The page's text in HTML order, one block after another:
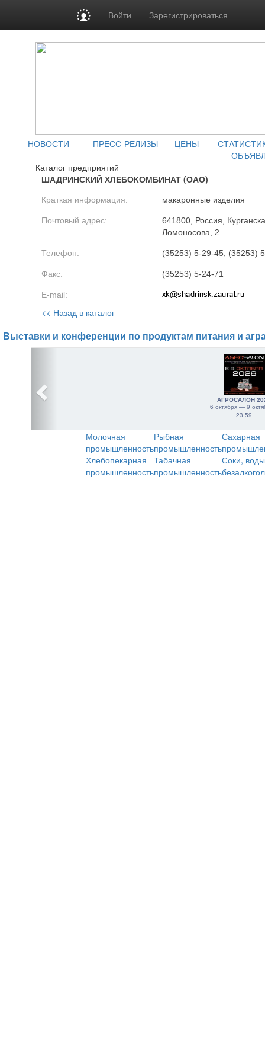
Войти Зарегистрироваться
НОВОСТИ ПРЕСС-РЕЛИЗЫ ЦЕНЫ
Каталог предприятий
ШАДРИНСКИЙ ХЛЕБОКОМБИНАТ (ОАО)
Краткая информация: макаронные изделия
Почтовый адрес:
641800, Россия,
Ломоносова, 2
Телефон: (35253) 5-29-45, (35253)
Факс: (35253) 5-24-71
E-mail:
<< Назад в каталог
Выставки и конференции по продуктам питания и
АГРОСАЛОН
6 октября — 9
23:59
Молочная
промышленность
Рыбная
промышленность
Сахарная
Хлебопекарная
промышленность
Табачная
промышленность
Соки,